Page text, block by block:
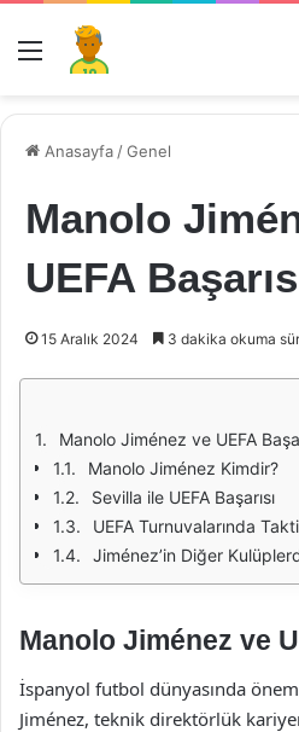
Menü
Anasayfa /Genel
Manolo
UEFA
15 Aralık 2024 3 dakika okuma
Manolo Jiménez ve UEFA
Manolo Jiménez Kimdir?
Sevilla ile UEFA Başarısı
UEFA Turnuvalarında
Jiménez’in Diğer
Manolo Jiménez ve
İspanyol futbol dünyasında
Jiménez, teknik direktörlük